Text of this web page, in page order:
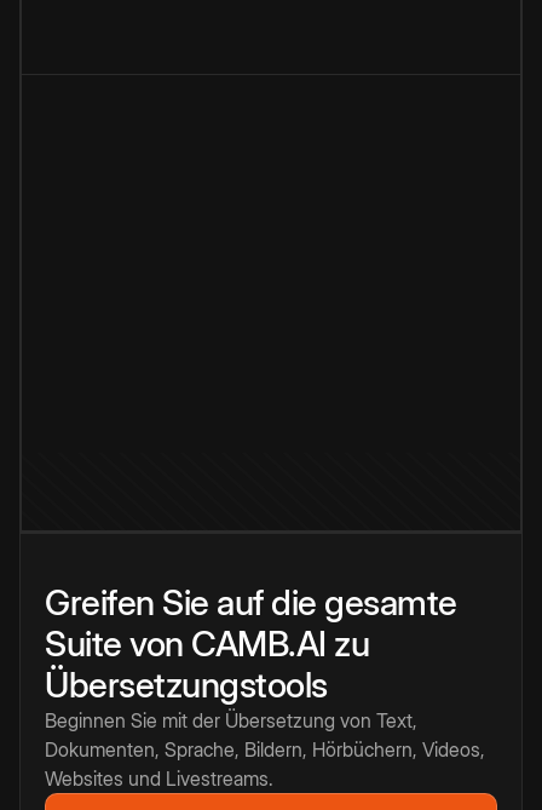
Greifen Sie auf die gesamte
Suite von CAMB.AI zu
Übersetzungstools
Beginnen Sie mit der Übersetzung von Text,
Dokumenten, Sprache, Bildern, Hörbüchern, Videos,
Websites und Livestreams.